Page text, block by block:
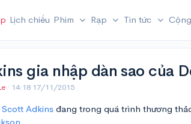
Lịch chiếu Phim Rạp Tin tức
gia nhập dàn sao của
· 14:18 17/11/2015
Scott Adkins đang trong quá trình thương